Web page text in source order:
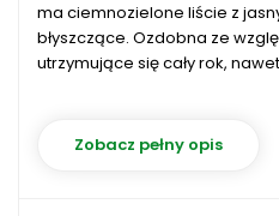
ma ciemnozielone liście z
błyszczące. Ozdobna ze
utrzymujące się cały rok,
Zobacz pełny opis